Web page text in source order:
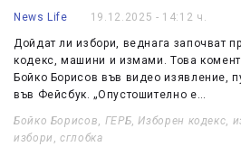
News Life 19.12.2025 - 14:12 ч.
Дойдат ли избори, веднага започват
кодекс, машини и измами. Това
Бойко Борисов във видео изявление,
във Фейсбук. „Опустошително е…
Бойко Борисов, ГЕРБ,Изборен кодекс,
избори ,сглобка